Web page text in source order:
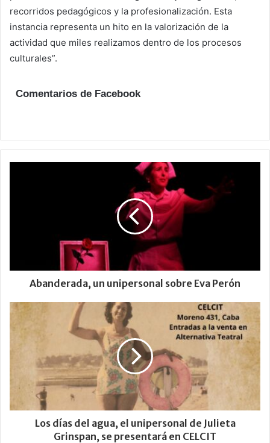
recorridos pedagógicos y la profesionalización. Esta
instancia representa un hito en la valorización de la
actividad que miles realizamos dentro de los procesos
culturales”.
Comentarios de Facebook
Abanderada, un unipersonal sobre Eva Perón
Los días del agua, el unipersonal de Julieta
Grinspan, se presentará en CELCIT